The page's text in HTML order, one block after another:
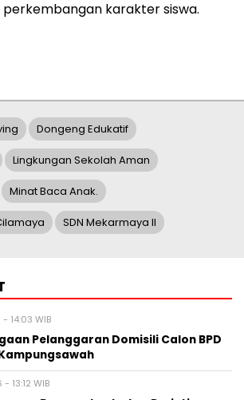
karakter siswa.
Dongeng Edukatif
Lingkungan Sekolah Aman
Minat Baca Anak.
SDN Mekarmaya II
14:03 WIB
Pelanggaran Domisili Calon BPD
13:12 WIB